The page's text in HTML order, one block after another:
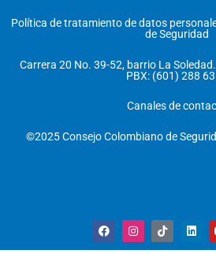
Política de tratamiento de datos
de Seguridad
Carrera 20 No. 39-52, barrio La
PBX: (601) 288
Canales de
©2025 Consejo Colombiano de
F
a
c
I
n
s
T
i
k
L
i
n